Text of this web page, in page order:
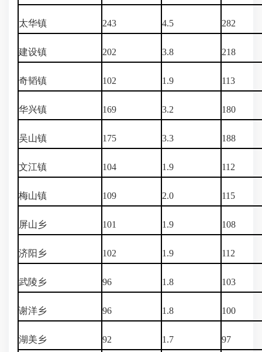
太华镇 243 4.5 282
建设镇 202 3.8 218
奇韬镇 102 1.9 113
华兴镇 169 3.2 180
吴山镇 175 3.3 188
文江镇 104 1.9 112
梅山镇 109 2.0 115
屏山乡 101 1.9 108
济阳乡 102 1.9 112
武陵乡 96 1.8 103
谢洋乡 96 1.8 100
湖美乡 92 1.7 97